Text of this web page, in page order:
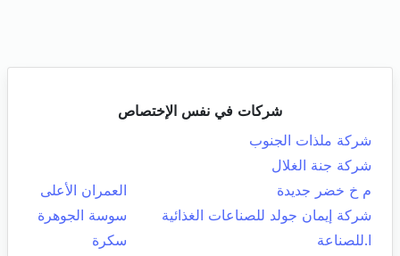
شركات في نفس الإختصاص
شركة ملذات الجنوب
شركة جنة الغلال
م خ خضر جديدة
العمران الأعلى
شركة إيمان جولد للصناعات الغذائية
سوسة الجوهرة
ا.للصناعة
سكرة